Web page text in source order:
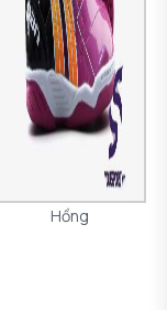
Hồng